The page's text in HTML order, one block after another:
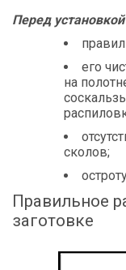
Перед
его
на
сколов;
Правильное
заготовке